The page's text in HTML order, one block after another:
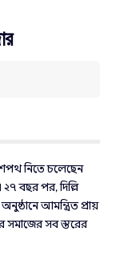
শপথ নিতে চলেছেন
বছর পর, দিল্লি
আমন্ত্রিত প্রায়
সমাজের সব স্তরের